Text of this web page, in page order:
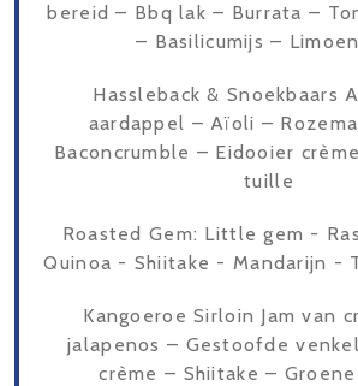
bereid – Bbq lak – Burrata –
– Basilicumijs –
Hassleback & Snoekbaars
aardappel – Aïoli –
Baconcrumble – Eidooier
tuille
Roasted Gem: Little gem -
Quinoa - Shiitake - Mandarijn -
Kangoeroe Sirloin Jam van
jalapenos – Gestoofde
crème – Shiitake –